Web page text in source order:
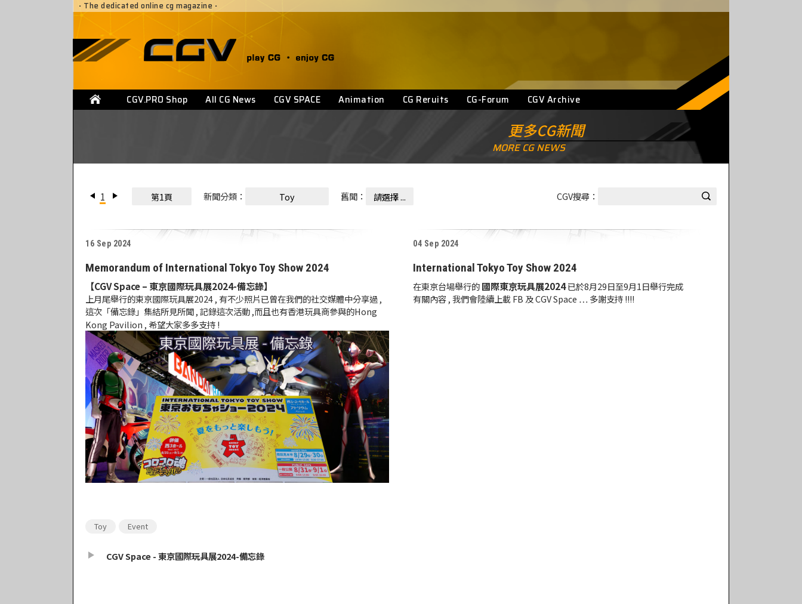
· The dedicated online cg magazine ·
CGV.PRO Shop All CG News CGV SPACE Animation CG Reruits CG-Forum CGV Archive
更多CG新聞
MORE CG NEWS
1 第1頁 新聞分類： Toy 舊聞： 請選擇 ... CGV搜尋：
16 Sep 2024
Memorandum of International Tokyo Toy Show 2024
【CGV Space – 東京國際玩具展2024-備忘錄】
上月尾舉行的東京國際玩具展2024 , 有不少照片已曾在我們的社交媒體中分享過 ,
這次「備忘錄」集結所見所聞 , 記錄這次活動 ,而且也有香港玩具商參與的Hong
Kong Pavilion , 希望大家多多支持 !
Toy Event
CGV Space - 東京國際玩具展2024-備忘錄
04 Sep 2024
International Tokyo Toy Show 2024
在東京台場舉行的國際東京玩具展2024已於8月29日至9月1日舉行完成
有關內容 , 我們會陸續上載 FB 及 CGV Space … 多謝支持 !!!!